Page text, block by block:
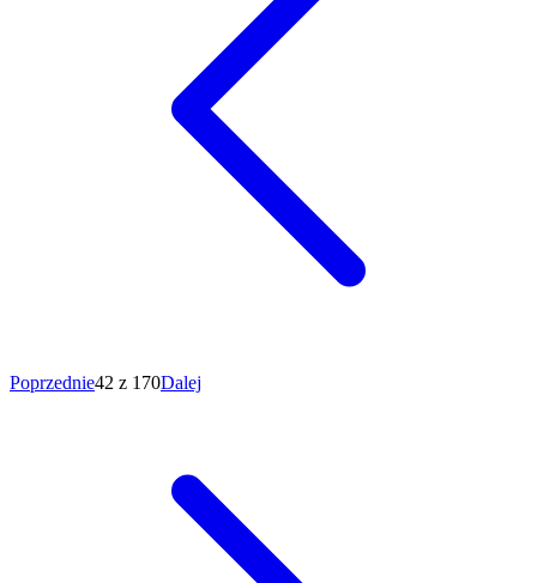
Poprzednie42 z 170Dalej